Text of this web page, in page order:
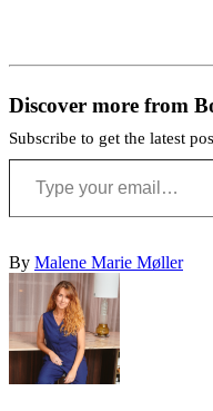
Discover more from
Subscribe to get the latest
Type your email…
By Malene Marie Møller